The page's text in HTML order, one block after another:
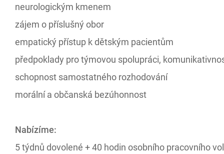
neurologickým kmenem
zájem o příslušný obor
empatický přístup k dětským pacientům
předpoklady pro týmovou spolupráci,
schopnost samostatného rozhodování
morální a občanská bezúhonnost
Nabízíme:
5 týdnů dovolené + 40 hodin osobního pracovního